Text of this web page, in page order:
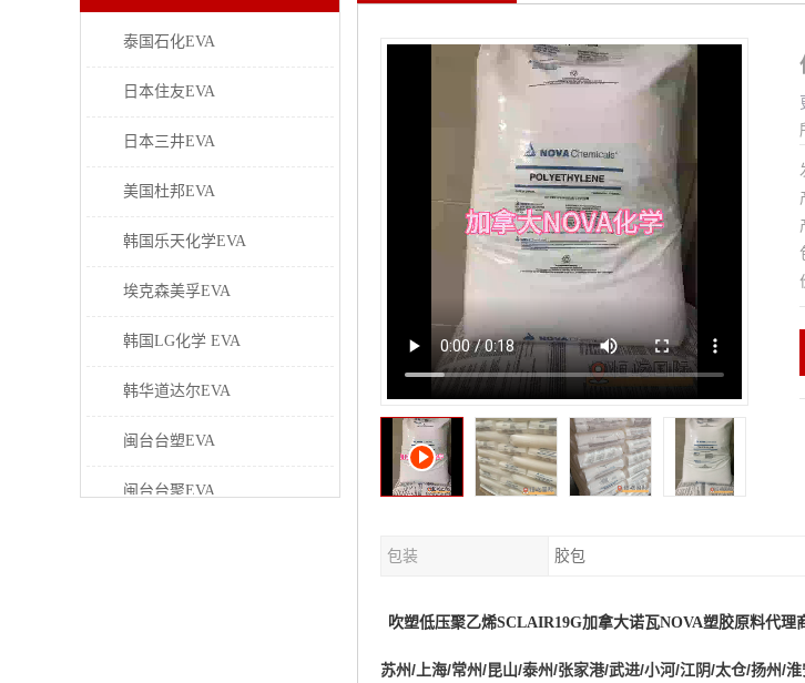
泰国石化EVA
日本住友EVA
日本三井EVA
美国杜邦EVA
韩国乐天化学EVA
埃克森美孚EVA
韩国LG化学 EVA
韩华道达尔EVA
闽台台塑EVA
闽台台聚EVA
包装 胶包
吹塑低压聚乙烯SCLAIR19G加拿大诺瓦NOVA塑胶原料代理
苏州/上海/常州/昆山/泰州/张家港/武进/小河/江阴/太仓/扬州/